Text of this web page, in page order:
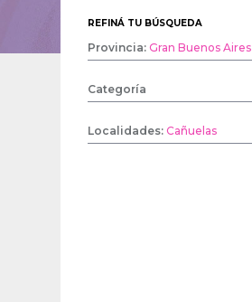
REFINÁ TU BÚSQUEDA
Provincia:Gran Buenos Aires
Categoría
Localidades:Cañuelas